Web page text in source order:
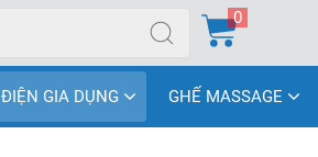
0
ĐIỆN GIA DỤNG GHẾ MASSAGE